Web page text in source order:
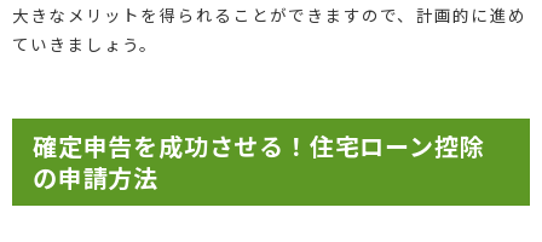
大きなメリットを得られることができますので、計画的に進め
ていきましょう。
確定申告を成功させる！住宅ローン控除
の申請方法